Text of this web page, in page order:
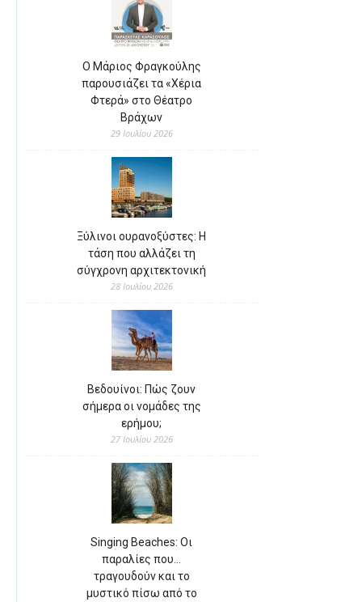
Ο Μάριος Φραγκούλης
παρουσιάζει τα «Χέρια
Φτερά» στο Θέατρο
Βράχων
29 Ιουλίου 2026
Ξύλινοι ουρανοξύστες: Η
τάση που αλλάζει τη
σύγχρονη αρχιτεκτονική
28 Ιουλίου 2026
Βεδουίνοι: Πώς ζουν
σήμερα οι νομάδες της
ερήμου;
27 Ιουλίου 2026
Singing Beaches: Οι
παραλίες που…
τραγουδούν και το
μυστικό πίσω από το